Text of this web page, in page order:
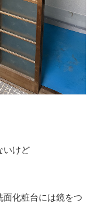
いけど
化粧台には鏡をつ